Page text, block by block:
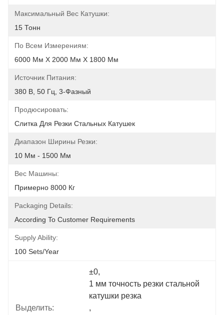
Максимальный Вес Катушки:
15 Тонн
По Всем Измерениям:
6000 Мм Х 2000 Мм Х 1800 Мм
Источник Питания:
380 В, 50 Гц, 3-Фазный
Продюсировать:
Слитка Для Резки Стальных Катушек
Диапазон Ширины Резки:
10 Мм - 1500 Мм
Вес Машины:
Примерно 8000 Кг
Packaging Details:
According To Customer Requirements
Supply Ability:
100 Sets/year
Выделить:
±0,
1 мм точность резки стальной
катушки резка
,